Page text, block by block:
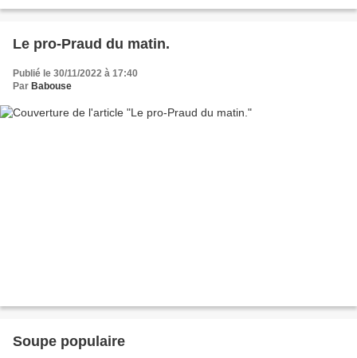
Le pro-Praud du matin.
Publié le 30/11/2022 à 17:40
Par Babouse
Soupe populaire